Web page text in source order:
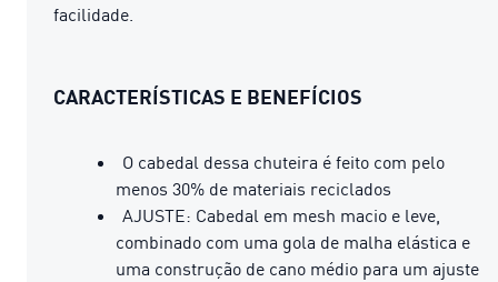
facilidade.
CARACTERÍSTICAS E BENEFÍCIOS
O cabedal dessa chuteira é feito com pelo
menos 30% de materiais reciclados
AJUSTE: Cabedal em mesh macio e leve,
combinado com uma gola de malha elástica e
uma construção de cano médio para um ajuste